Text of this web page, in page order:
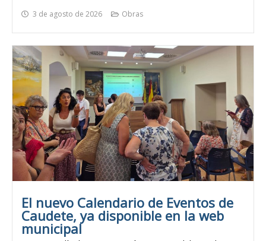
3 de agosto de 2026
Obras
El nuevo Calendario de Eventos de
Caudete, ya disponible en la web
municipal